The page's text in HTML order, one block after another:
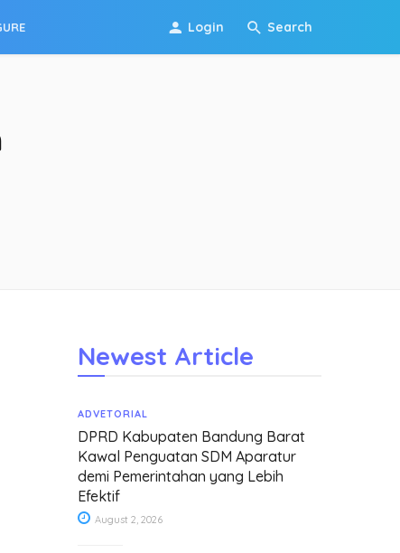
Login Search
Newest Article
ADVETORIAL
DPRD Kabupaten Bandung Barat
Kawal Penguatan SDM Aparatur
demi Pemerintahan yang Lebih
Efektif
August 2, 2026